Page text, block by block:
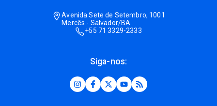
Avenida Sete de Setembro, 1001
Mercês - Salvador/BA
+55 71 3329-2333
Siga-nos: